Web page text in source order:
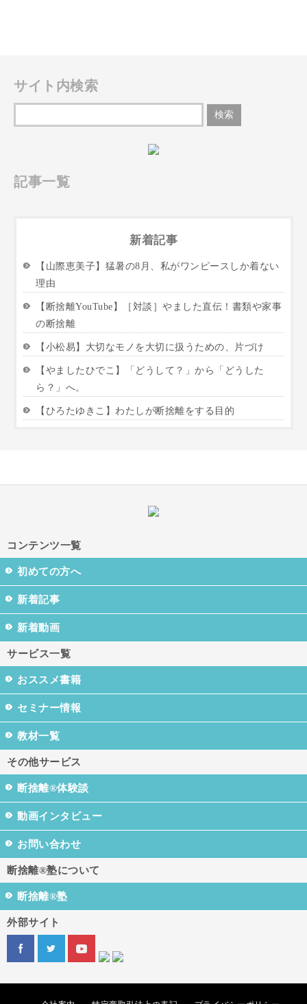
サイト内検索
記事一覧
新着記事
【山際恵美子】猛暑の8月、私がワンピースしか着ない
理由
【断捨離YouTube】［対談］やました直伝！書類や家事
の断捨離
【小松易】大切なモノを大切に扱うための、片づけ
【やましたひでこ】「どうして？」から「どうした
ら？」へ。
【ひろたゆきこ】わたしが断捨離をする目的
コンテンツ一覧
初めての方へ
新着記事
新着動画
サービス一覧
おススメ書籍
セミナー情報
教材一覧
その他サービス
断捨離®体験談
動画インタビュー
お問い合わせ
断捨離®塾について
断捨離®塾
外部サイト